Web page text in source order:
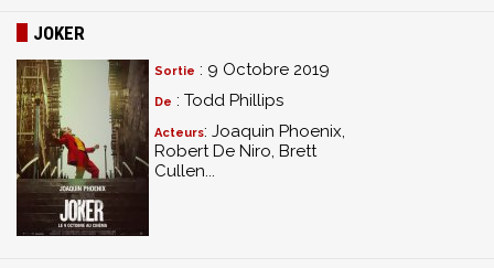
JOKER
Sortie : 9 Octobre 2019
De : Todd Phillips
Acteurs: Joaquin Phoenix,
Robert De Niro, Brett
Cullen...